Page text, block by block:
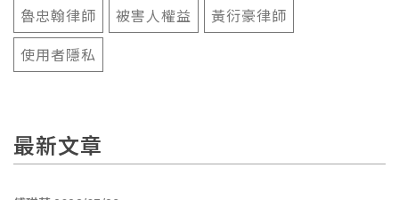
魯忠翰律師
被害人權益
黃衍豪律師
使用者隱私
最新文章